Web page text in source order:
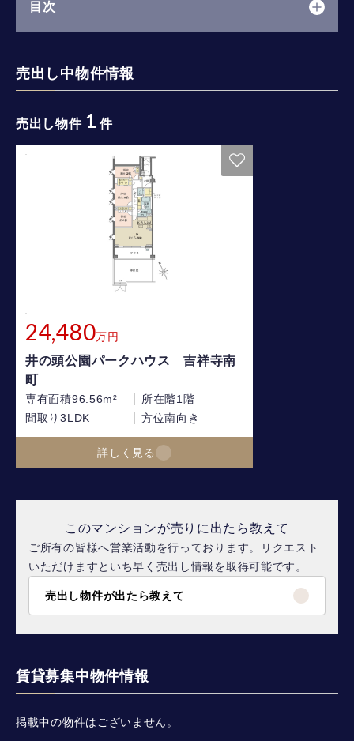
目次
売出し中物件情報
売出し物件 1 件
24,480万円
井の頭公園パークハウス 吉祥寺南
町
専有面積96.56m² 所在階1階
間取り3LDK 方位南向き
詳しく見る
このマンションが売りに出たら教えて
ご所有の皆様へ営業活動を行っております。リクエスト
いただけますといち早く売出し情報を取得可能です。
売出し物件が出たら教えて
賃貸募集中物件情報
掲載中の物件はございません。